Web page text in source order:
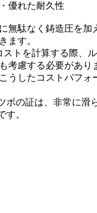
優れた耐久性
無駄なく鋳造圧を加
ます。
ストを計算する際、
考慮する必要があり
うしたコストパフォ
ボの証は、非常に滑
す。